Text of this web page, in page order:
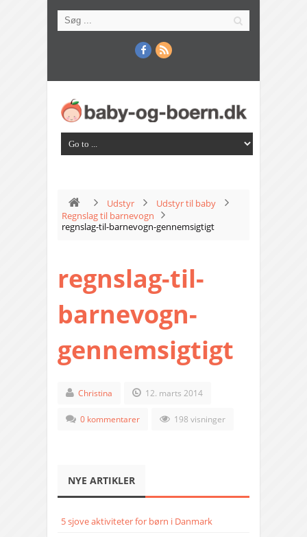
Udstyr
Udstyr til baby
Regnslag til barnevogn
regnslag-til-barnevogn-gennemsigtigt
regnslag-til-
barnevogn-
gennemsigtigt
Christina 12. marts 2014
0 kommentarer 198 visninger
NYE ARTIKLER
5 sjove aktiviteter for børn i Danmark